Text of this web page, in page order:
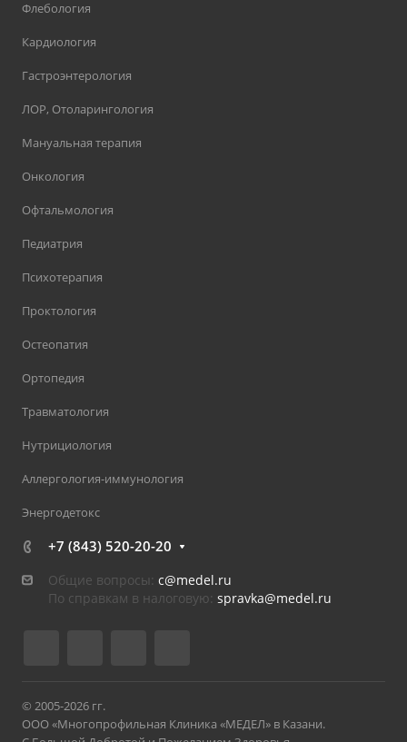
Флебология
Кардиология
Гастроэнтерология
ЛОР, Отоларингология
Мануальная терапия
Онкология
Офтальмология
Педиатрия
Психотерапия
Проктология
Остеопатия
Ортопедия
Травматология
Нутрициология
Аллергология-иммунология
Энергодетокс
+7 (843) 520-20-20
Общие вопросы: c@medel.ru
По справкам в налоговую: spravka@medel.ru
© 2005-2026 гг.
ООО «Многопрофильная Клиника «МЕДЕЛ» в Казани.